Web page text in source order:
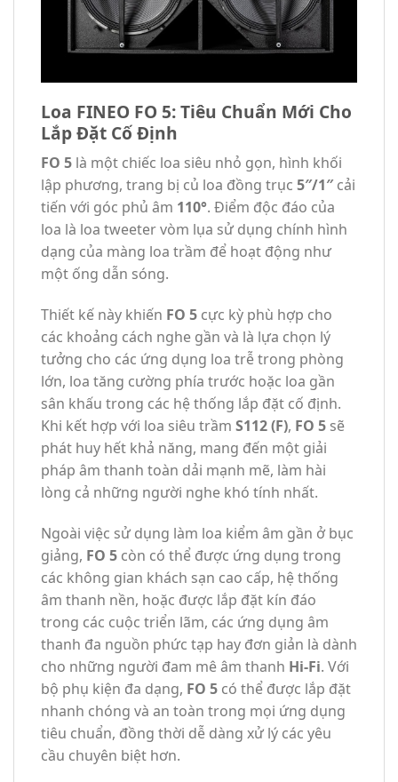
Loa FINEO FO 5: Tiêu Chuẩn Mới Cho
Lắp Đặt Cố Định
FO 5 là một chiếc loa siêu nhỏ gọn, hình khối
lập phương, trang bị củ loa đồng trục 5″/1″cải
tiến với góc phủ âm 110°. Điểm độc đáo của
loa là loa tweeter vòm lụa sử dụng chính hình
dạng của màng loa trầm để hoạt động như
một ống dẫn sóng.
Thiết kế này khiến FO 5 cực kỳ phù hợp cho
các khoảng cách nghe gần và là lựa chọn lý
tưởng cho các ứng dụng loa trễ trong phòng
lớn, loa tăng cường phía trước hoặc loa gần
sân khấu trong các hệ thống lắp đặt cố định.
Khi kết hợp với loa siêu trầm S112 (F), FO 5 sẽ
phát huy hết khả năng, mang đến một giải
pháp âm thanh toàn dải mạnh mẽ, làm hài
lòng cả những người nghe khó tính nhất.
Ngoài việc sử dụng làm loa kiểm âm gần ở bục
giảng, FO 5 còn có thể được ứng dụng trong
các không gian khách sạn cao cấp, hệ thống
âm thanh nền, hoặc được lắp đặt kín đáo
trong các cuộc triển lãm, các ứng dụng âm
thanh đa nguồn phức tạp hay đơn giản là dành
cho những người đam mê âm thanh Hi-Fi. Với
bộ phụ kiện đa dạng, FO 5 có thể được lắp đặt
nhanh chóng và an toàn trong mọi ứng dụng
tiêu chuẩn, đồng thời dễ dàng xử lý các yêu
cầu chuyên biệt hơn.